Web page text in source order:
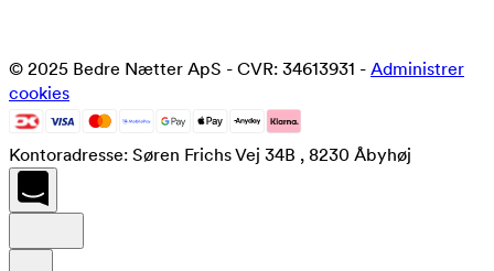
© 2025 Bedre Nætter ApS - CVR: 34613931 - Administrer
cookies
Kontoradresse: Søren Frichs Vej 34B , 8230 Åbyhøj